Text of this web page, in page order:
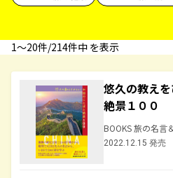
1〜20件/214件中 を表示
悠久の教え
絶景１００
BOOKS 旅の名言
2022.12.15 発売